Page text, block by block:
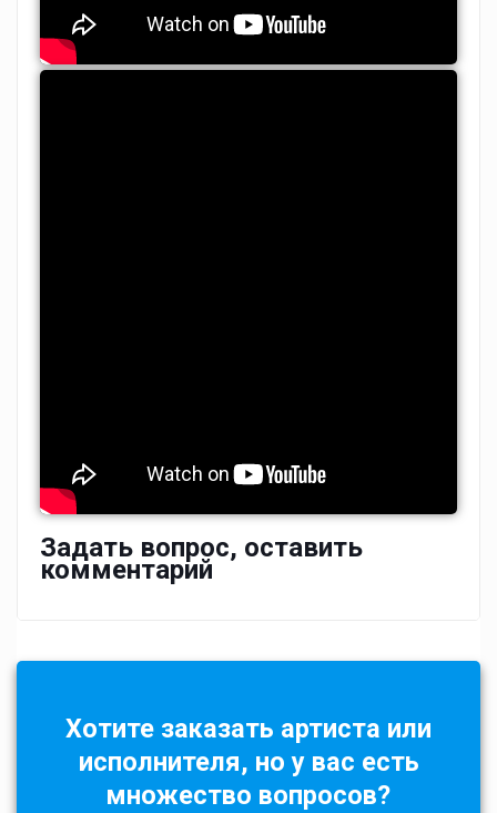
Задать вопрос, оставить
комментарий
Хотите заказать артиста или
исполнителя, но у вас есть
множество вопросов?